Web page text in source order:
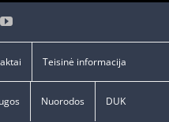
YouTube
Teisinė informacija
Nuorodos DUK